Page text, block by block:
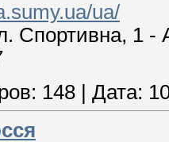
ua/
Спортивна, 1 -
148 Дата: